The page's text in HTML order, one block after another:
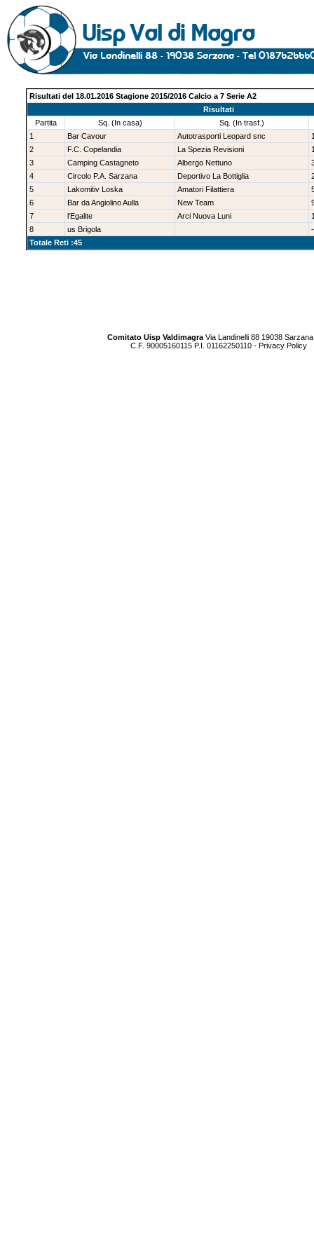
Risultati del 18.01.2016 Stagione 2015/2016 Calcio a 7 Serie A2
Risultati
Partita
Sq. (In casa)
Sq. (In trasf.)
1
Bar Cavour Autotrasporti Leopard snc
2
F.C. Copelandia La Spezia Revisioni
3
Camping Castagneto Albergo Nettuno
4
Circolo P.A. Sarzana Deportivo La Bottiglia
5
Lakomitiv Loska Amatori Filattiera
6
Bar da Angiolino Aulla New Team
7
l'Egalite Arci Nuova Luni
8
us Brigola
-
Totale Reti :45
Comitato Uisp Valdimagra Via Landinelli 88 19038
C.F. 90005160115 P.I. 01162250110 - Privacy Policy